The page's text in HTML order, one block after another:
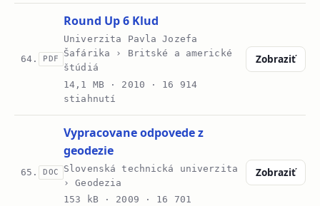
64. PDF
Round Up 6 Klud
Univerzita Pavla Jozefa
Šafárika › Britské a americké
štúdiá
14,1 MB · 2010 · 16 914
stiahnutí
Zobraziť
65. DOC
Vypracovane odpovede z
geodezie
Slovenská technická univerzita
› Geodezia
153 kB · 2009 · 16 701
Zobraziť